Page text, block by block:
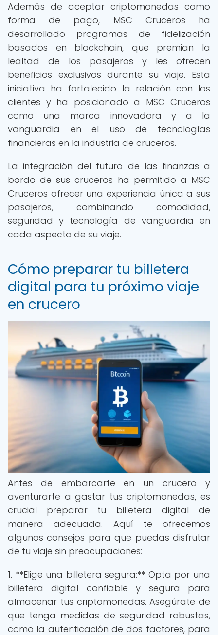
Además de aceptar criptomonedas como
forma de pago, MSC Cruceros ha
desarrollado programas de fidelización
basados en blockchain, que premian la
lealtad de los pasajeros y les ofrecen
beneficios exclusivos durante su viaje. Esta
iniciativa ha fortalecido la relación con los
clientes y ha posicionado a MSC Cruceros
como una marca innovadora y a la
vanguardia en el uso de tecnologías
financieras en la industria de cruceros.
La integración del futuro de las finanzas a
bordo de sus cruceros ha permitido a MSC
Cruceros ofrecer una experiencia única a sus
pasajeros, combinando comodidad,
seguridad y tecnología de vanguardia en
cada aspecto de su viaje.
Cómo preparar tu billetera
digital para tu próximo viaje
en crucero
Antes de embarcarte en un crucero y
aventurarte a gastar tus criptomonedas, es
crucial preparar tu billetera digital de
manera adecuada. Aquí te ofrecemos
algunos consejos para que puedas disfrutar
de tu viaje sin preocupaciones:
1. **Elige una billetera segura:** Opta por una
billetera digital confiable y segura para
almacenar tus criptomonedas. Asegúrate de
que tenga medidas de seguridad robustas,
como la autenticación de dos factores, para